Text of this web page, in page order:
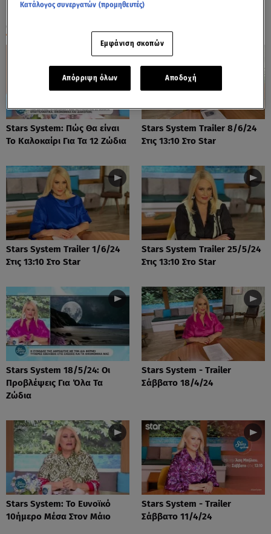
ΟΛΑ ΤΑ ΒΙΝΤΕΟ
Stars System: Πώς Θα είναι
Το Καλοκαίρι Για Τα 12 Ζώδια
Stars System Trailer 8/6/24
Στις 13:10 Στο Star
Stars System Trailer 1/6/24
Στις 13:10 Στο Star
Stars System Trailer 25/5/24
Στις 13:10 Στο Star
Stars System 18/5/24: Οι
Προβλέψεις Για Όλα Τα
Ζώδια
Stars System - Trailer
Σάββατο 18/4/24
Stars System: Το Ευνοϊκό
10ήμερο Μέσα Στον Μάιο
Stars System - Trailer
Σάββατο 11/4/24
Κατάλογος συνεργατών (προμηθευτές)
Εμφάνιση σκοπών
Απόρριψη όλων Αποδοχή